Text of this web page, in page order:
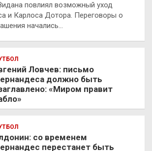
повлиял возможный уход
и Карлоса Дотора. Переговоры о
начались…
Ловчев: письмо
должно быть
«Миром правит
со временем
перестанет быть